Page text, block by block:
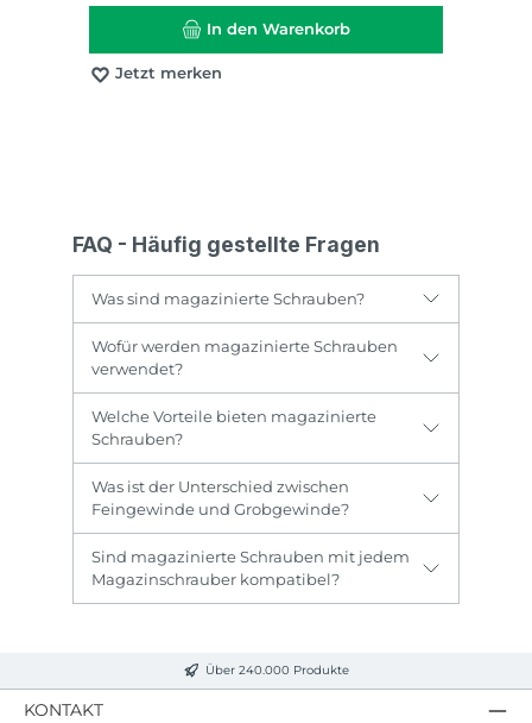
In den Warenkorb
Jetzt merken
FAQ - Häufig gestellte Fragen
Was sind magazinierte Schrauben?
Wofür werden magazinierte Schrauben
verwendet?
Welche Vorteile bieten magazinierte
Schrauben?
Was ist der Unterschied zwischen
Feingewinde und Grobgewinde?
Sind magazinierte Schrauben mit jedem
Magazinschrauber kompatibel?
Über 240.000 Produkte
KONTAKT